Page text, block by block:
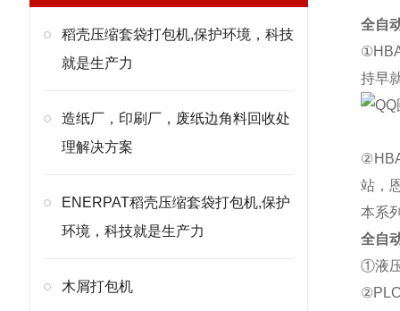
稻壳压缩套袋打包机,保护环境，科技
就是生产力
造纸厂，印刷厂，废纸边角料回收处
理解决方案
ENERPAT稻壳压缩套袋打包机,保护
环境，科技就是生产力
木屑打包机
全自
持早
站，
本系
全自
①液